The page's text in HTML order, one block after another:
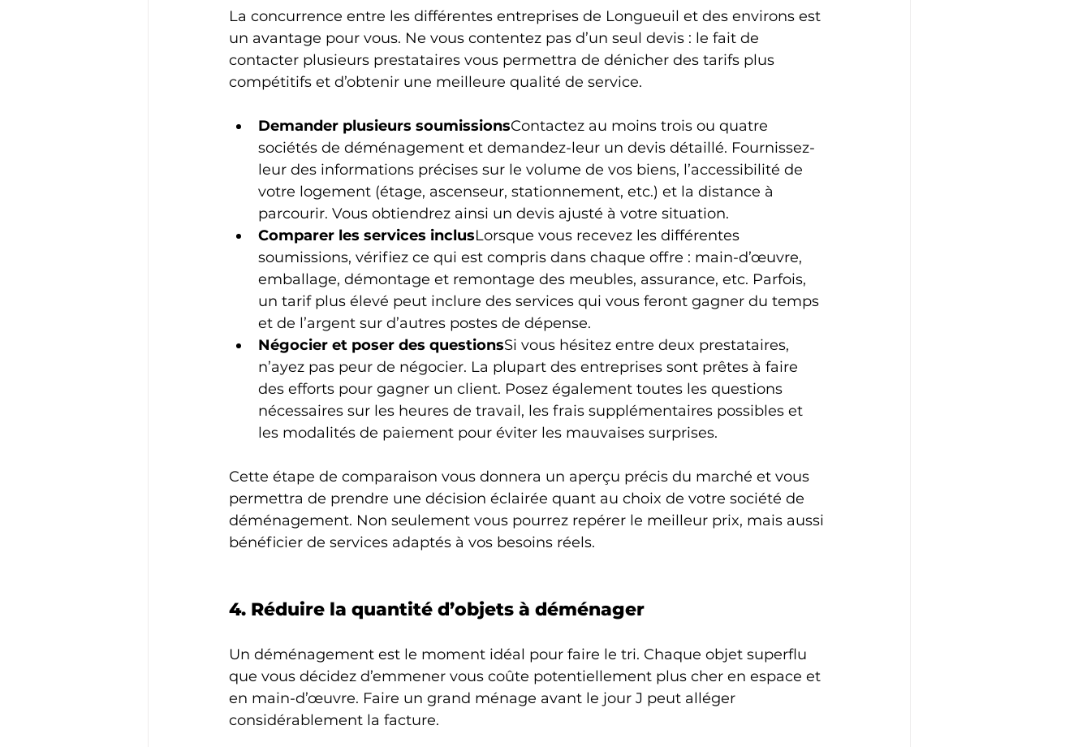
La concurrence entre les différentes entreprises de Longueuil et des environs est
un avantage pour vous. Ne vous contentez pas d’un seul devis : le fait de
contacter plusieurs prestataires vous permettra de dénicher des tarifs plus
compétitifs et d’obtenir une meilleure qualité de service.
Demander plusieurs soumissionsContactez au moins trois ou quatre
sociétés de déménagement et demandez-leur un devis détaillé. Fournissez-
leur des informations précises sur le volume de vos biens, l’accessibilité de
votre logement (étage, ascenseur, stationnement, etc.) et la distance à
parcourir. Vous obtiendrez ainsi un devis ajusté à votre situation.
Comparer les services inclusLorsque vous recevez les différentes
soumissions, vérifiez ce qui est compris dans chaque offre : main-d’œuvre,
emballage, démontage et remontage des meubles, assurance, etc. Parfois,
un tarif plus élevé peut inclure des services qui vous feront gagner du temps
et de l’argent sur d’autres postes de dépense.
Négocier et poser des questionsSi vous hésitez entre deux prestataires,
n’ayez pas peur de négocier. La plupart des entreprises sont prêtes à faire
des efforts pour gagner un client. Posez également toutes les questions
nécessaires sur les heures de travail, les frais supplémentaires possibles et
les modalités de paiement pour éviter les mauvaises surprises.
Cette étape de comparaison vous donnera un aperçu précis du marché et vous
permettra de prendre une décision éclairée quant au choix de votre société de
déménagement. Non seulement vous pourrez repérer le meilleur prix, mais aussi
bénéficier de services adaptés à vos besoins réels.
4. Réduire la quantité d’objets à déménager
Un déménagement est le moment idéal pour faire le tri. Chaque objet superflu
que vous décidez d’emmener vous coûte potentiellement plus cher en espace et
en main-d’œuvre. Faire un grand ménage avant le jour J peut alléger
considérablement la facture.